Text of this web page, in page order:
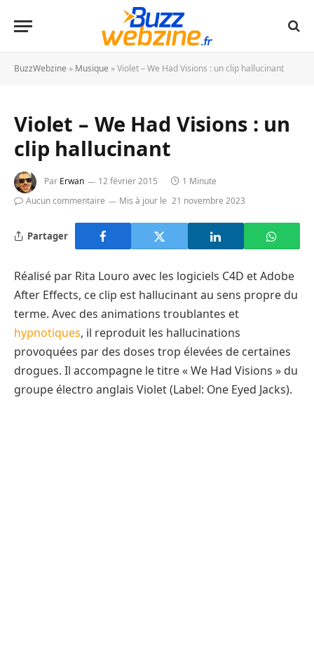
BuzzWebzine » Musique »Violet – We Had Visions : un clip hallucinant
Violet – We Had Visions : un
clip hallucinant
Par Erwan 12 février 2015
1 Minute
Aucun commentaire
Mis à jour le 21 novembre 2023
Partager
Réalisé par Rita Louro avec les logiciels C4D et Adobe
After Effects, ce clip est hallucinant au sens propre du
terme. Avec des animations troublantes et
hypnotiques, il reproduit les hallucinations
provoquées par des doses trop élevées de certaines
drogues. Il accompagne le titre « We Had Visions » du
groupe électro anglais Violet (Label: One Eyed Jacks).